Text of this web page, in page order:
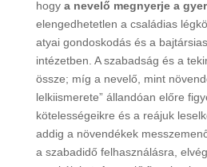
hogy a nevelő megnyerje a
elengedhetetlen a családias
atyai gondoskodás és a
intézetben. A szabadság és a
össze; míg a nevelő, mint
lelkiismerete” állandóan előre
kötelességeikre és a reájuk
addig a növendékek
a szabadidő felhasználásra,